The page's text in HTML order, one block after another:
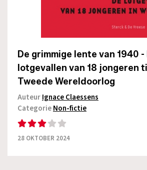
De grimmige lente van 1940 -
lotgevallen van 18 jongeren
Tweede Wereldoorlog
AuteurIgnace Claessens
CategorieNon-fictie
28 OKTOBER 2024